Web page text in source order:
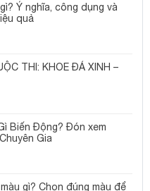
Ý nghĩa, công dụng và
quả
THI: KHOE ĐÁ XINH –
Biến Động? Đón xem
Gia
gì? Chọn đúng màu để